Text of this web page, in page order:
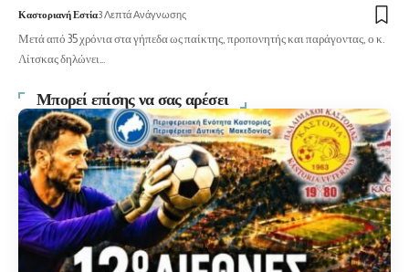
Καστοριανή Εστία3 Λεπτά Ανάγνωσης
Μετά από 35 χρόνια στα γήπεδα ως παίκτης, προπονητής και παράγοντας, ο κ.
Λίτσκας δηλώνει…
Μπορεί επίσης να σας αρέσει